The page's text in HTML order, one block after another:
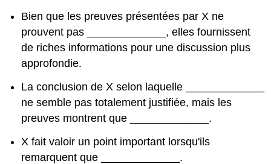
Bien que les preuves présentées par X ne
prouvent pas _____________, elles fournissent
de riches informations pour une discussion plus
approfondie.
La conclusion de X selon laquelle _____________
ne semble pas totalement justifiée, mais les
preuves montrent que _____________.
X fait valoir un point important lorsqu'ils
remarquent que _____________.